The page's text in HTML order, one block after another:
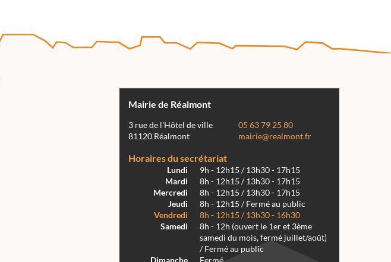
Mairie de Réalmont
3 rue de l'Hôtel de ville
81120 Réalmont
05 63 79 25 80
mairie@realmont.fr
Horaires du secrétariat
Lundi
9h - 12h15 / 13h30 - 17h15
Mardi
8h - 12h15 / 13h30 - 17h15
Mercredi
8h - 12h15 / 13h30 - 17h15
Jeudi
8h - 12h15 / Fermé au public
Vendredi
8h - 12h15 / 13h30 - 16h30
Samedi
8h - 12h (ouvert le 1er et 3ème
samedi du mois, fermé juillet/août)
/ Fermé au public
Dimanche
Fermé